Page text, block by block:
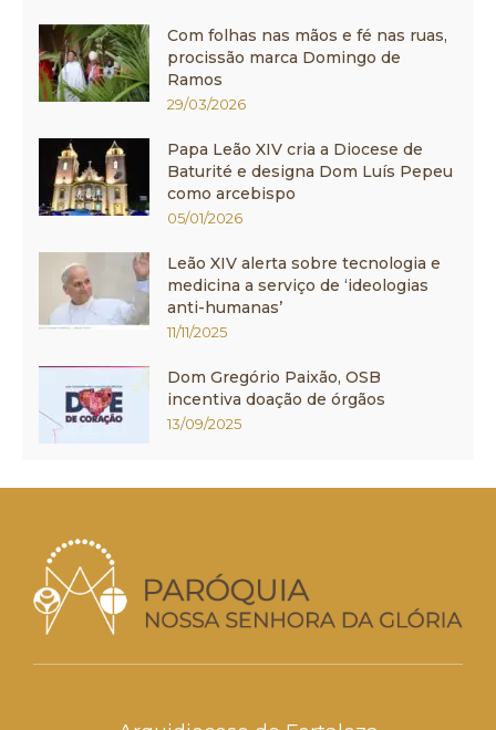
Com folhas nas mãos e fé nas ruas,
procissão marca Domingo de
Ramos
29/03/2026
Papa Leão XIV cria a Diocese de
Baturité e designa Dom Luís Pepeu
como arcebispo
05/01/2026
Leão XIV alerta sobre tecnologia e
medicina a serviço de ‘ideologias
anti-humanas’
11/11/2025
Dom Gregório Paixão, OSB
incentiva doação de órgãos
13/09/2025